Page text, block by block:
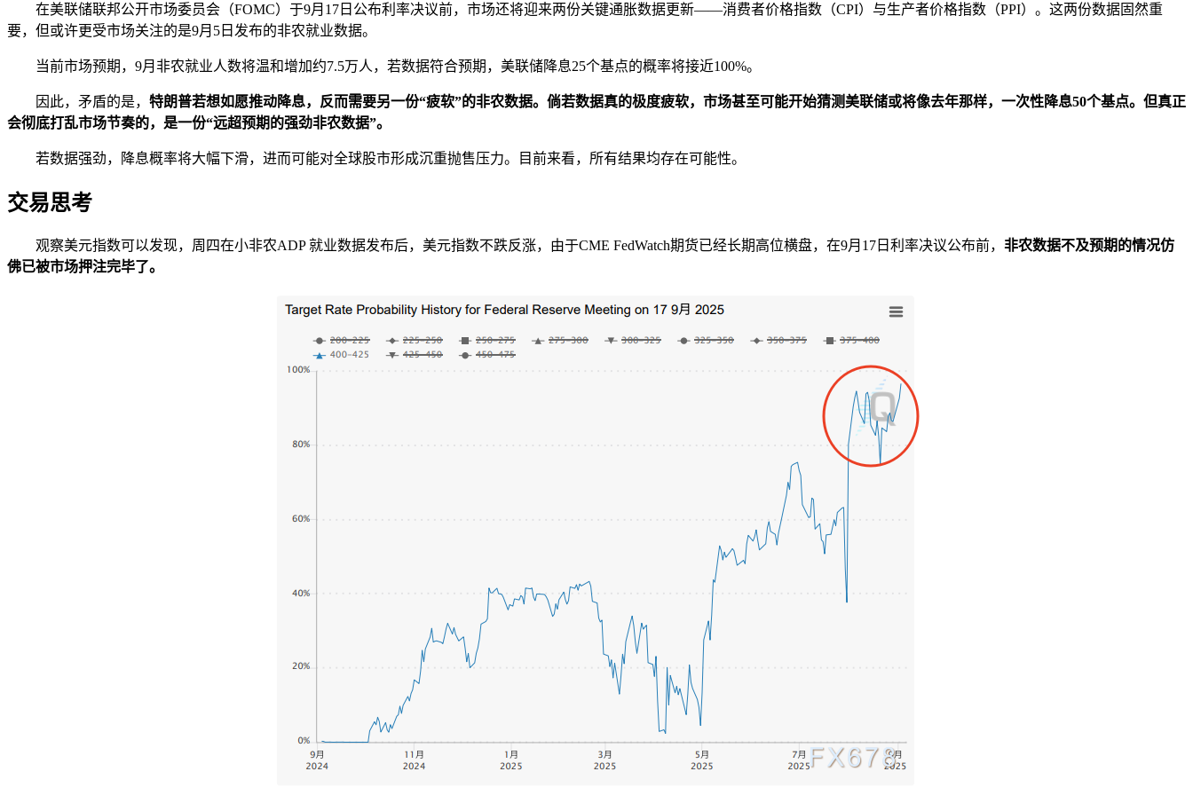
在美联储联邦公开市场委员会（FOMC）于9月17日公布利率决议前，市场还将迎来两份关键通胀数据更新——消费者价格指数（CPI）与生产者价格指数（PPI）。这两份数据固然重
要，但或许更受市场关注的是9月5日发布的非农就业数据。
当前市场预期，9月非农就业人数将温和增加约7.5万人，若数据符合预期，美联储降息25个基点的概率将接近100%。
因此，矛盾的是， 特朗普若想如愿推动降息，反而需要另一份“疲软”的非农数据。倘若数据真的极度疲软，市场甚至可能开始猜测美联储或将像去年那样，一次性降息50个基点。但真正
会彻底打乱市场节奏的，是一份“远超预期的强劲非农数据”。
若数据强劲，降息概率将大幅下滑，进而可能对全球股市形成沉重抛售压力。目前来看，所有结果均存在可能性。
交易思考
观察美元指数可以发现，周四在小非农ADP 就业数据发布后，美元指数不跌反涨，由于CME FedWatch期货已经长期高位横盘，在9月17日利率决议公布前， 非农数据不及预期的情况仿
佛已被市场押注完毕了。